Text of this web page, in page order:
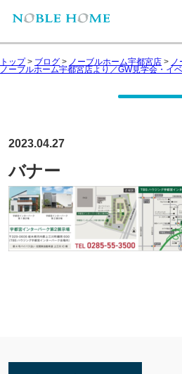
トップ> ブログ > ノーブルホーム宇都宮店 > ノ
ノーブルホーム宇都宮店より／GW見学会・イ
2023.04.27
バナー